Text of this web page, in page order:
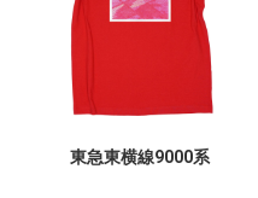
東急東横線9000系